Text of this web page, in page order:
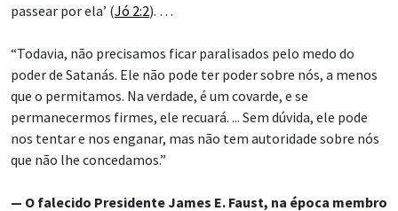
passear por ela’ (Jó 2:2). …
“Todavia, não precisamos ficar paralisados pelo medo do
poder de Satanás. Ele não pode ter poder sobre nós, a menos
que o permitamos. Na verdade, é um covarde, e se
permanecermos firmes, ele recuará. ... Sem dúvida, ele pode
nos tentar e nos enganar, mas não tem autoridade sobre nós
que não lhe concedamos.”
— O falecido Presidente James E. Faust, na época membro